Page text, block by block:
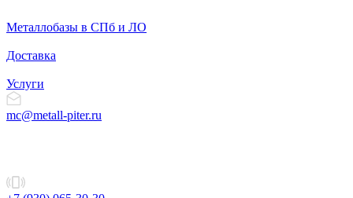
Металлобазы в СПб и ЛО
Доставка
Услуги
mc@metall-piter.ru